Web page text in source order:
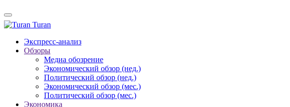
Turan
Экспресс-анализ
Обзоры
Медиа обозрение
Экономический обзор (нед.)
Политический обзор (нед.)
Экономический обзор (мес.)
Политический обзор (мес.)
Экономика